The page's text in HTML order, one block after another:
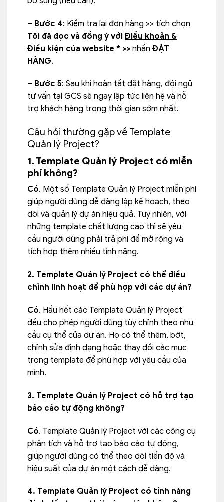
– Bước 4: Kiểm tra lại đơn hàng >> tích chọn
Tôi đã đọc và đồng ý với Điều khoản &
Điều kiện của website * >> nhấn ĐẶT
HÀNG.
– Bước 5: Sau khi hoàn tất đặt hàng, đội ngũ
tư vấn tại GCS sẽ ngay lập tức liên hệ và hỗ
trợ khách hàng trong thời gian sớm nhất.
Câu hỏi thường gặp về Template
Quản lý Project?
1. Template Quản lý Project có miễn
phí không?
Có. Một số Template Quản lý Project miễn phí
giúp người dùng dễ dàng lập kế hoạch, theo
dõi và quản lý dự án hiệu quả. Tuy nhiên, với
những template chất lượng cao thì sẽ yêu
cầu người dùng phải trả phí để mở rộng và
tích hợp thêm nhiều tính năng.
2. Template Quản lý Project có thể điều
chỉnh linh hoạt để phù hợp với các dự án?
Có. Hầu hết các Template Quản lý Project
đều cho phép người dùng tùy chỉnh theo nhu
cầu cụ thể của dự án. Họ có thể thêm, bớt,
chỉnh sửa định dạng hoặc thay đổi các mục
trong template để phù hợp với yêu cầu của
mình.
3. Template Quản lý Project có hỗ trợ tạo
báo cáo tự động không?
Có. Template Quản lý Project với các công cụ
phân tích và hỗ trợ tạo báo cáo tự động,
giúp người dùng có thể theo dõi tiến độ và
hiệu suất của dự án một cách dễ dàng.
4. Template Quản lý Project có tính năng